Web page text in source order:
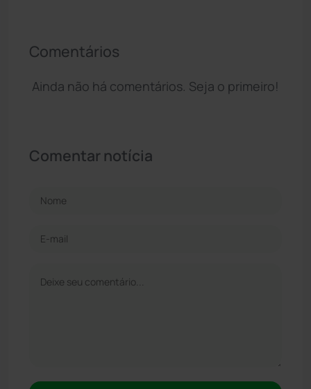
Comentários
Ainda não há comentários. Seja o primeiro!
Comentar notícia